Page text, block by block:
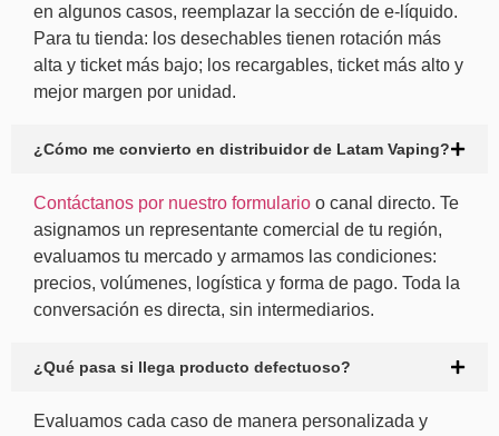
en algunos casos, reemplazar la sección de e-líquido.
Para tu tienda: los desechables tienen rotación más
alta y ticket más bajo; los recargables, ticket más alto y
mejor margen por unidad.
¿Cómo me convierto en distribuidor de Latam Vaping?
Contáctanos por nuestro formulario o canal directo. Te
asignamos un representante comercial de tu región,
evaluamos tu mercado y armamos las condiciones:
precios, volúmenes, logística y forma de pago. Toda la
conversación es directa, sin intermediarios.
¿Qué pasa si llega producto defectuoso?
Evaluamos cada caso de manera personalizada y